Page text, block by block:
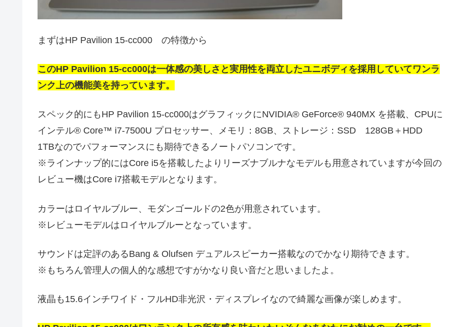
まずはHP Pavilion 15-cc000 の特徴から
このHP Pavilion 15-cc000は一体感の美しさと実用性を両立したユニボディを採用していてワンラ
ンク上の機能美を持っています。
スペック的にもHP Pavilion 15-cc000はグラフィックにNVIDIA® GeForce® 940MX を搭載、CPUに
インテル® Core™ i7-7500U プロセッサー、メモリ：8GB、ストレージ：SSD 128GB＋HDD
1TBなのでパフォーマンスにも期待できるノートパソコンです。
※ラインナップ的にはCore i5を搭載したよりリーズナブルナなモデルも用意されていますが今回の
レビュー機はCore i7搭載モデルとなります。
カラーはロイヤルブルー、モダンゴールドの2色が用意されています。
※レビューモデルはロイヤルブルーとなっています。
サウンドは定評のあるBang & Olufsen デュアルスピーカー搭載なのでかなり期待できます。
※もちろん管理人の個人的な感想ですがかなり良い音だと思いましたよ。
液晶も15.6インチワイド・フルHD非光沢・ディスプレイなので綺麗な画像が楽しめます。